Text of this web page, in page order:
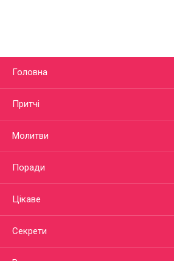
Головна
Притчі
Молитви
Поради
Цікаве
Секрети